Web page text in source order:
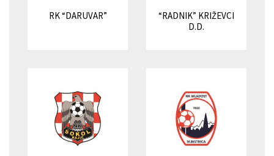
RK “DARUVAR”
“RADNIK” KRIŽEVCI
D.D.